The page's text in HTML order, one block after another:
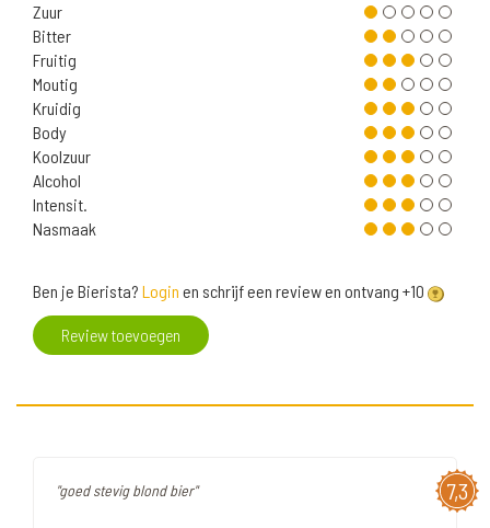
Zuur
Bitter
Fruitig
Moutig
Kruidig
Body
Koolzuur
Alcohol
Intensit.
Nasmaak
Ben je Bierista? Login en schrijf een review en ontvang +10
Review toevoegen
7,3
"goed stevig blond bier"